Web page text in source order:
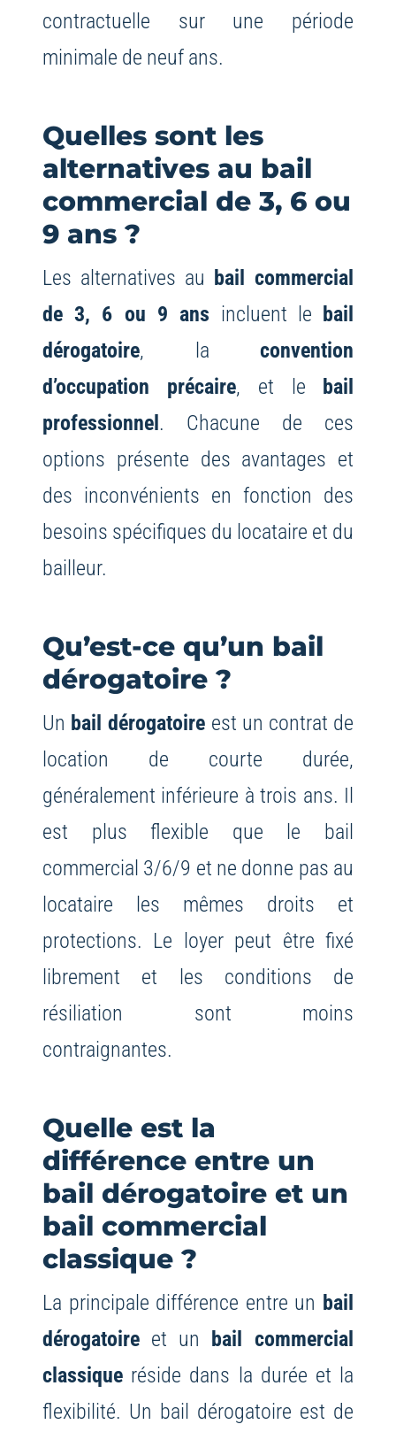
contractuelle sur une période
minimale de neuf ans.
Quelles sont les
alternatives au bail
commercial de 3, 6 ou
9 ans ?
Les alternatives au bail commercial
de 3, 6 ou 9 ans incluent le bail
dérogatoire, laconvention
d’occupation précaire, et le bail
professionnel. Chacune de ces
options présente des avantages et
des inconvénients en fonction des
besoins spécifiques du locataire et du
bailleur.
Qu’est-ce qu’un bail
dérogatoire ?
Un bail dérogatoire est un contrat de
location de courte durée,
généralement inférieure à trois ans. Il
est plus flexible que le bail
commercial 3/6/9 et ne donne pas au
locataire les mêmes droits et
protections. Le loyer peut être fixé
librement et les conditions de
résiliation sont moins
contraignantes.
Quelle est la
différence entre un
bail dérogatoire et un
bail commercial
classique ?
La principale différence entre un bail
dérogatoireet un bail commercial
classiqueréside dans la durée et la
flexibilité. Un bail dérogatoire est de